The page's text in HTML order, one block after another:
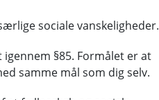
sociale vanskeligheder.
§85. Formålet er at
samme mål som dig selv.